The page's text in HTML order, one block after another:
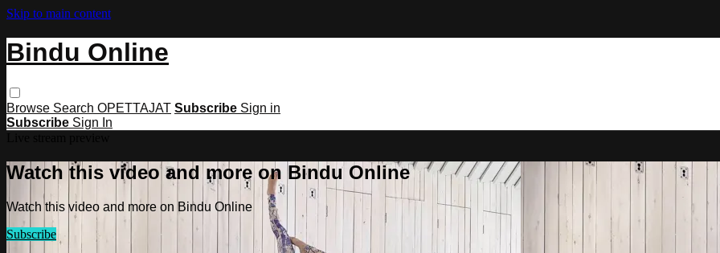
Skip to main content
Bindu Online
Browse Search OPETTAJAT Subscribe Sign in
Subscribe Sign In
Watch this video and more on Bindu Online
Watch this video and more on Bindu Online
Subscribe